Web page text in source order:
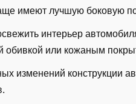
имеют лучшую боковую
интерьер
обивкой или кожаным
изменений конструкции